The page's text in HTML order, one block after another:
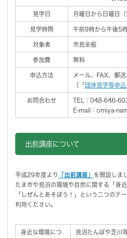
見学日 月曜日から日曜日
見学時間 午前9時から午後5
対象者 市民全般
参加費 無料
申込方法
メール、FAX、郵
（「 団体見学等申込
お問合わせ
TEL：048-646-
E-mail：omiya-
出前講座について
平成29年度より 「出前講座」 を開設しま
たま市や見沼の環境や自然に関する「身
「しぜんとあそぼう！」という二つのテ
利用ください。
身近な環境につ
見沼たんぼや芝川